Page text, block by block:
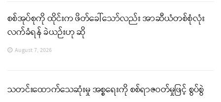
စစ်အုပ်စုကို ထိုင်းက ဖိတ်ခေါ်သော်လည်း အာဆီယံတစ်စုံလုံး
လက်ခံရန် ခဲယဉ်းဟု ဆို
August 7, 2026
သတင်းထောက်သေဆုံးမှု အစ္စရေးကို စစ်ရာဇဝတ်မှုဖြင့် စွပ်စွဲ